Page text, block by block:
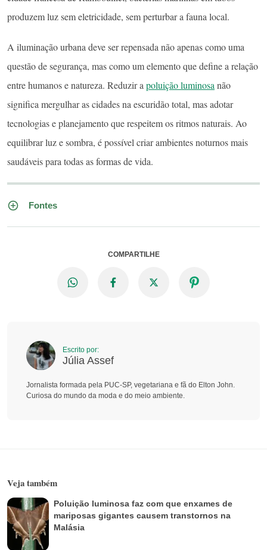
produzem luz sem eletricidade, sem perturbar a fauna local.
A iluminação urbana deve ser repensada não apenas como uma
questão de segurança, mas como um elemento que define a relação
entre humanos e natureza. Reduzir a poluição luminosa não
significa mergulhar as cidades na escuridão total, mas adotar
tecnologias e planejamento que respeitem os ritmos naturais. Ao
equilibrar luz e sombra, é possível criar ambientes noturnos mais
saudáveis para todas as formas de vida.
Fontes
COMPARTILHE
Escrito por:
Júlia Assef
Jornalista formada pela PUC-SP, vegetariana e fã do Elton John.
Curiosa do mundo da moda e do meio ambiente.
Veja também
Poluição luminosa faz com que enxames de
mariposas gigantes causem transtornos na
Malásia